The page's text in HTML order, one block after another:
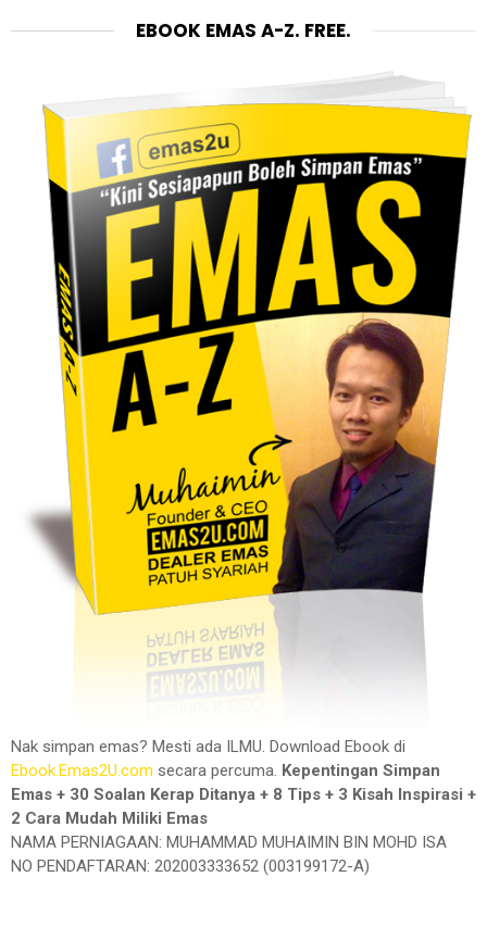
EBOOK EMAS A-Z. FREE.
Nak simpan emas? Mesti ada ILMU. Download Ebook di
Ebook.Emas2U.com secara percuma. Kepentingan Simpan
Emas + 30 Soalan Kerap Ditanya + 8 Tips + 3 Kisah Inspirasi +
2 Cara Mudah Miliki Emas
NAMA PERNIAGAAN: MUHAMMAD MUHAIMIN BIN MOHD ISA
NO PENDAFTARAN: 202003333652 (003199172-A)